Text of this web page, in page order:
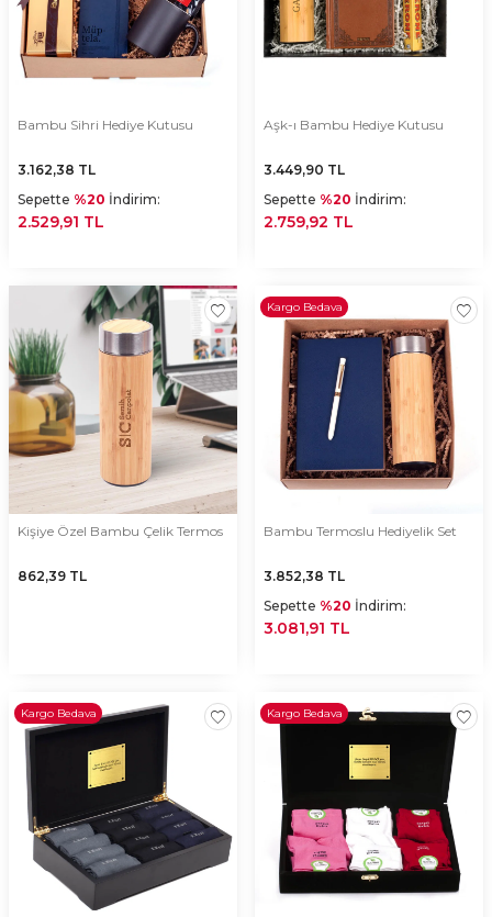
Bambu Sihri Hediye Kutusu
3.162,38 TL
Sepette %20 İndirim:
2.529,91 TL
Aşk-ı Bambu Hediye Kutusu
3.449,90 TL
Sepette %20 İndirim:
2.759,92 TL
Kişiye Özel Bambu Çelik Termos
862,39 TL
Kargo Bedava
Bambu Termoslu Hediyelik Set
3.852,38 TL
Sepette %20 İndirim:
3.081,91 TL
Kargo Bedava Kargo Bedava